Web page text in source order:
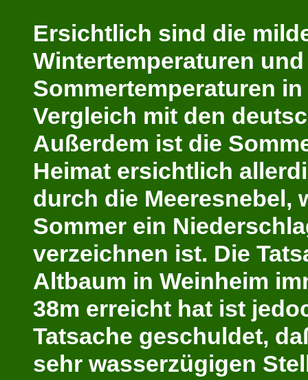
Ersichtlich sind die
Wintertemperaturen
Sommertemperaturen
Vergleich mit den
Außerdem ist die
Heimat ersichtlich
durch die Meeresnebel,
Sommer ein
verzeichnen ist. Die
Altbaum in Weinheim
38m erreicht hat ist
Tatsache geschuldet,
sehr wasserzügigen